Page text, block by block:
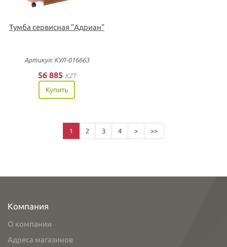
Тумба сервисная "Адриан"
Артикул: КУЛ-016663
56 885 KZT
Купить
1 2 3 4 > >>
Компания
О компании
Адреса магазинов